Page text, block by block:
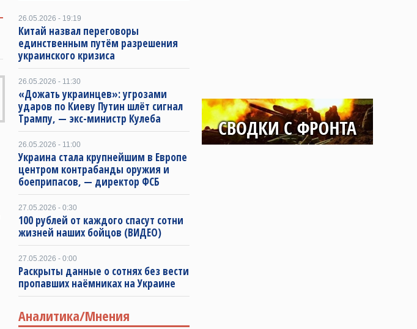
26.05.2026 - 19:19
Китай назвал переговоры
единственным путём разрешения
украинского кризиса
26.05.2026 - 11:30
«Дожать украинцев»: угрозами
ударов по Киеву Путин шлёт сигнал
Трампу, — экс-министр Кулеба
26.05.2026 - 11:00
Украина стала крупнейшим в Европе
центром контрабанды оружия и
боеприпасов, — директор ФСБ
27.05.2026 - 0:30
100 рублей от каждого спасут сотни
жизней наших бойцов (ВИДЕО)
27.05.2026 - 0:00
Раскрыты данные о сотнях без вести
пропавших наёмниках на Украине
Аналитика/Мнения